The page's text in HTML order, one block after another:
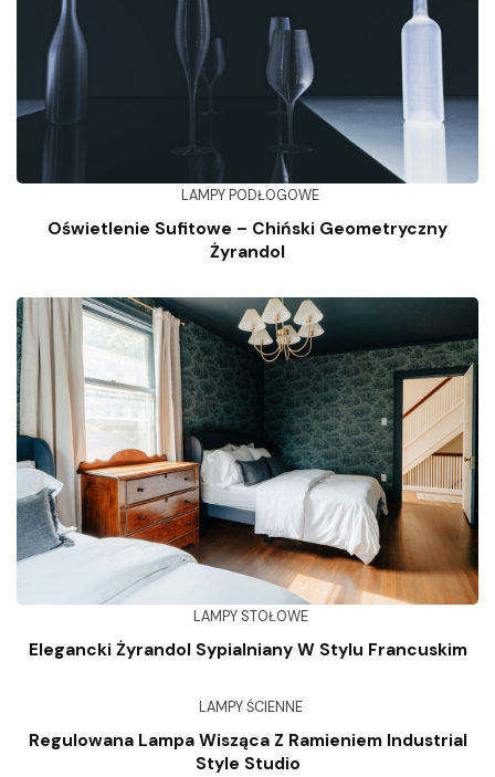
LAMPY PODŁOGOWE
Oświetlenie Sufitowe – Chiński Geometryczny
Żyrandol
LAMPY STOŁOWE
Elegancki Żyrandol Sypialniany W Stylu Francuskim
LAMPY ŚCIENNE
Regulowana Lampa Wisząca Z Ramieniem Industrial
Style Studio